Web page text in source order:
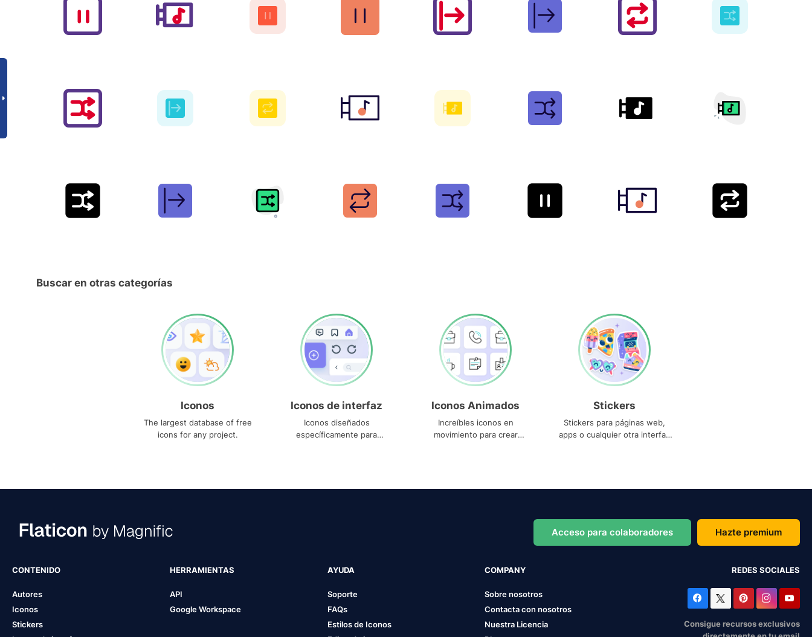
Buscar en otras categorías
Iconos
The largest database of free
icons for any project.
Iconos de interfaz
Iconos diseñados
específicamente para
Iconos Animados
Increíbles iconos en
movimiento para crear
Stickers
Stickers para páginas web,
apps o cualquier otra interfaz
Acceso para colaboradores Hazte premium
CONTENIDO
Autores
Iconos
Stickers
HERRAMIENTAS
API
Google Workspace
AYUDA
Soporte
FAQs
Estilos de Iconos
COMPANY
Sobre nosotros
Contacta con nosotros
Nuestra Licencia
REDES SOCIALES
Consigue recursos exclusivos